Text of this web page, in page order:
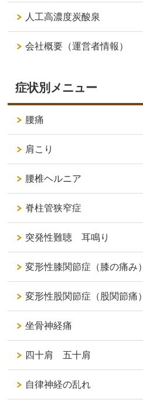
人工高濃度炭酸泉
会社概要（運営者情報）
症状別メニュー
腰痛
肩こり
腰椎ヘルニア
脊柱管狭窄症
突発性難聴 耳鳴り
変形性膝関節症（膝の痛み）
変形性股関節症（股関節痛）
坐骨神経痛
四十肩 五十肩
自律神経の乱れ